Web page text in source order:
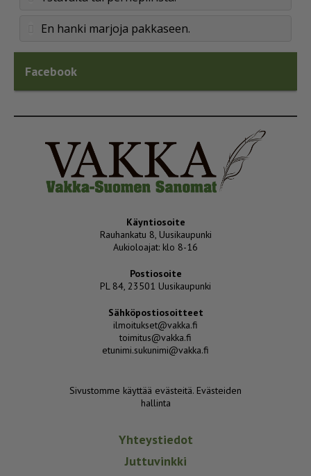
En hanki marjoja pakkaseen.
Facebook
Käyntiosoite
Rauhankatu 8, Uusikaupunki
Aukioloajat: klo 8-16
Postiosoite
PL 84, 23501 Uusikaupunki
Sähköpostiosoitteet
ilmoitukset@vakka.fi
toimitus@vakka.fi
etunimi.sukunimi@vakka.fi
Sivustomme käyttää evästeitä. Evästeiden
hallinta
Yhteystiedot
Juttuvinkki